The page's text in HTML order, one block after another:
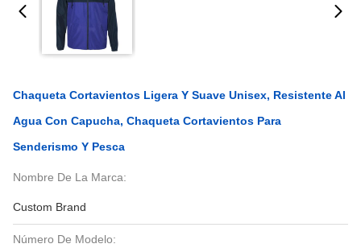
Chaqueta Cortavientos Ligera Y Suave Unisex, Resistente Al
Agua Con Capucha, Chaqueta Cortavientos Para
Senderismo Y Pesca
Nombre De La Marca:
Custom Brand
Número De Modelo: